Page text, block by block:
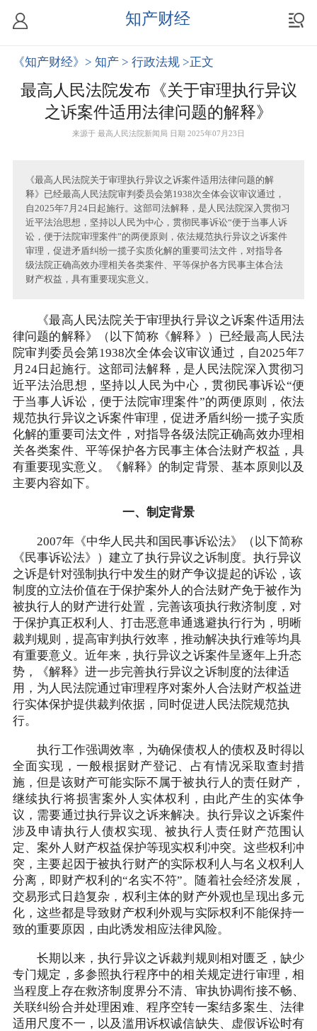
知产财经
《知产财经》 > 知产 > 行政法规 >正文
最高人民法院发布《关于审理执行异议
之诉案件适用法律问题的解释》
来源于 最高人民法院新闻局 日期 2025年07月23日
《最高人民法院关于审理执行异议之诉案件适用法律问题的解
释》已经最高人民法院审判委员会第1938次全体会议审议通过，
自2025年7月24日起施行。这部司法解释，是人民法院深入贯彻习
近平法治思想，坚持以人民为中心，贯彻民事诉讼“便于当事人诉
讼，便于法院审理案件”的两便原则，依法规范执行异议之诉案件
审理，促进矛盾纠纷一揽子实质化解的重要司法文件，对指导各
级法院正确高效办理相关各类案件、平等保护各方民事主体合法
财产权益，具有重要现实意义。
《最高人民法院关于审理执行异议之诉案件适用法
律问题的解释》（以下简称《解释》）已经最高人民法
院审判委员会第1938次全体会议审议通过，自2025年7
月24日起施行。这部司法解释，是人民法院深入贯彻习
近平法治思想，坚持以人民为中心，贯彻民事诉讼“便
于当事人诉讼，便于法院审理案件”的两便原则，依法
规范执行异议之诉案件审理，促进矛盾纠纷一揽子实质
化解的重要司法文件，对指导各级法院正确高效办理相
关各类案件、平等保护各方民事主体合法财产权益，具
有重要现实意义。《解释》的制定背景、基本原则以及
主要内容如下。
一、制定背景
2007年《中华人民共和国民事诉讼法》（以下简称
《民事诉讼法》）建立了执行异议之诉制度。执行异议
之诉是针对强制执行中发生的财产争议提起的诉讼，该
制度的立法价值在于保护案外人的合法财产免于被作为
被执行人的财产进行处置，完善该项执行救济制度，对
于保护真正权利人、打击恶意串通逃避执行行为，明晰
裁判规则，提高审判执行效率，推动解决执行难等均具
有重要意义。近年来，执行异议之诉案件呈逐年上升态
势，《解释》进一步完善执行异议之诉制度的法律适
用，为人民法院通过审理程序对案外人合法财产权益进
行实体保护提供裁判依据，同时促进人民法院规范执
行。
执行工作强调效率，为确保债权人的债权及时得以
全面实现，一般根据财产登记、占有情况采取查封措
施，但是该财产可能实际不属于被执行人的责任财产，
继续执行将损害案外人实体权利，由此产生的实体争
议，需要通过执行异议之诉来解决。执行异议之诉案件
涉及申请执行人债权实现、被执行人责任财产范围认
定、案外人财产权益保护等现实权利冲突。这些权利冲
突，主要起因于被执行财产的实际权利人与名义权利人
分离，即财产权利的“名实不符”。随着社会经济发展，
交易形式日趋复杂，权利主体的财产外观也呈现出多元
化，这些都是导致财产权利外观与实际权利不能保持一
致的重要原因，由此诱发相应法律风险。
长期以来，执行异议之诉裁判规则相对匮乏，缺少
专门规定，多参照执行程序中的相关规定进行审理，相
当程度上存在救济制度界分不清、审执协调衔接不畅、
关联纠纷合并处理困难、程序空转一案结多案生、法律
适用尺度不一，以及滥用诉权诚信缺失、虚假诉讼时有